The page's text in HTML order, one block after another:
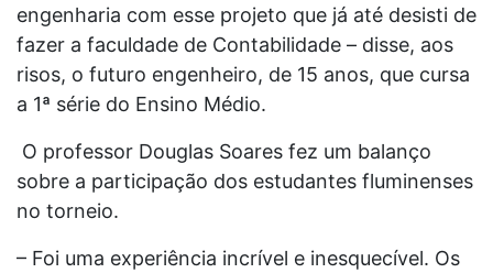
engenharia com esse projeto que já até desisti de
fazer a faculdade de Contabilidade – disse, aos
risos, o futuro engenheiro, de 15 anos, que cursa
a 1ª série do Ensino Médio.
O professor Douglas Soares fez um balanço
sobre a participação dos estudantes fluminenses
no torneio.
– Foi uma experiência incrível e inesquecível. Os